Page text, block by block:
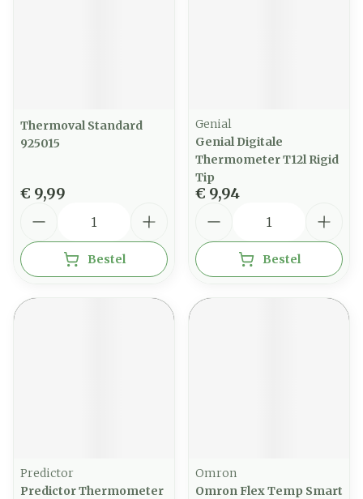
Thermoval Standard
925015
€ 9,99
Bestel
Genial
Genial Digitale
Thermometer T12l Rigid
Tip
€ 9,94
Bestel
Predictor
Predictor Thermometer
Omron
Omron Flex Temp Smart